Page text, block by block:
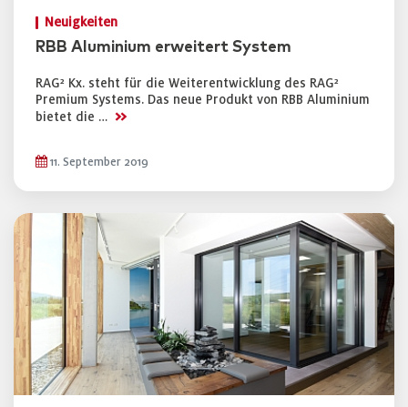
Neuigkeiten
RBB Aluminium erweitert System
RAG² Kx. steht für die Weiterentwicklung des RAG²
Premium Systems. Das neue Produkt von RBB Aluminium
bietet die … >>
11. September 2019